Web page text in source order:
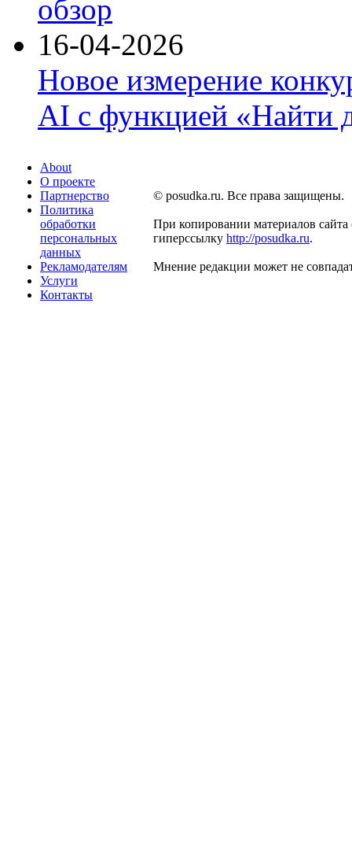
обзор
16-04-2026
Новое измерение
AI с функцией «Найти
About
О проекте
Партнерство
Политика
обработки
персональных
данных
Рекламодателям
Услуги
Контакты
© posudka.ru. Все права защищены.
При копировании материалов сайта
гиперссылку http://posudka.ru.
Мнение редакции может не